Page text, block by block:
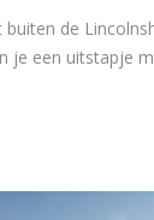
de
een uitstapje